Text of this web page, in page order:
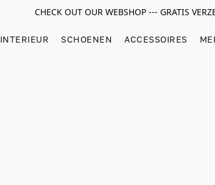
CHECK OUT OUR WEBSHOP --- GRATIS
INTERIEUR SCHOENEN ACCESSOIRES